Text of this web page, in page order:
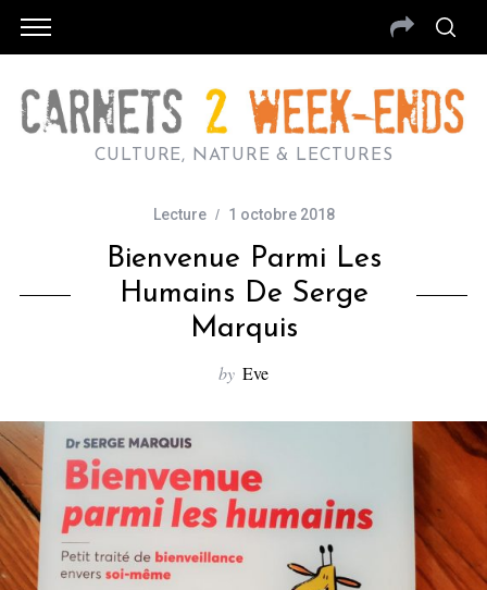
CULTURE, NATURE & LECTURES
Lecture 1 octobre 2018
Bienvenue Parmi Les
Humains De Serge
Marquis
by Eve